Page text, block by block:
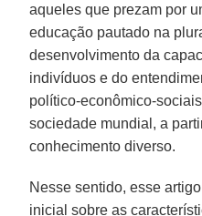
aqueles que prezam por
educação pautado na
desenvolvimento da
indivíduos e do
político-econômico-
sociedade mundial, a
conhecimento diverso.
Nesse sentido, esse
inicial sobre as